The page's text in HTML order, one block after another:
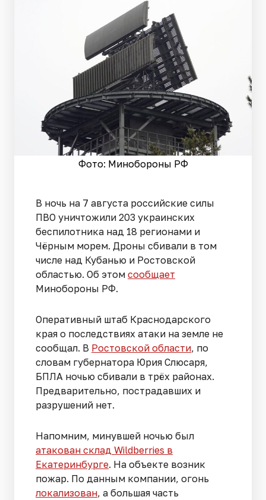
Фото: Минобороны РФ
В ночь на 7 августа российские силы
ПВО уничтожили 203 украинских
беспилотника над 18 регионами и
Чёрным морем. Дроны сбивали в том
числе над Кубанью и Ростовской
областью. Об этом сообщает
Минобороны РФ.
Оперативный штаб Краснодарского
края о последствиях атаки на земле не
сообщал. В Ростовской области, по
словам губернатора Юрия Слюсаря,
БПЛА ночью сбивали в трёх районах.
Предварительно, пострадавших и
разрушений нет.
Напомним, минувшей ночью был
атакован склад Wildberries в
Екатеринбурге. На объекте возник
пожар. По данным компании, огонь
локализован, а большая часть